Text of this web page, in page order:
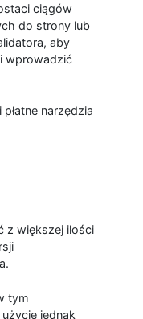
ciągów
do strony lub
aby
wprowadzić
narzędzia
z większej ilości
tym
jednak